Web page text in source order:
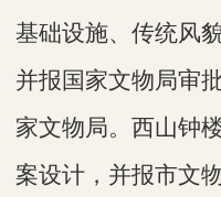
基础设施、传统风
并报国家文物局审
家文物局。西山钟
案设计，并报市文